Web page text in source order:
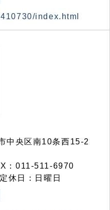
index.html
央区南10条西15-2
：011-511-6970
休日：日曜日